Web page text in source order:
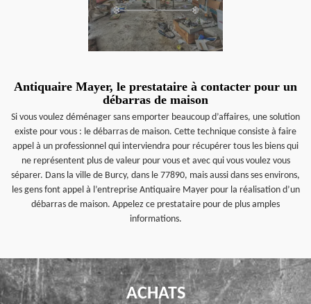
Antiquaire Mayer, le prestataire à contacter pour un
débarras de maison
Si vous voulez déménager sans emporter beaucoup d’affaires, une solution
existe pour vous : le débarras de maison. Cette technique consiste à faire
appel à un professionnel qui interviendra pour récupérer tous les biens qui
ne représentent plus de valeur pour vous et avec qui vous voulez vous
séparer. Dans la ville de Burcy, dans le 77890, mais aussi dans ses environs,
les gens font appel à l’entreprise Antiquaire Mayer pour la réalisation d’un
débarras de maison. Appelez ce prestataire pour de plus amples
informations.
ACHATS